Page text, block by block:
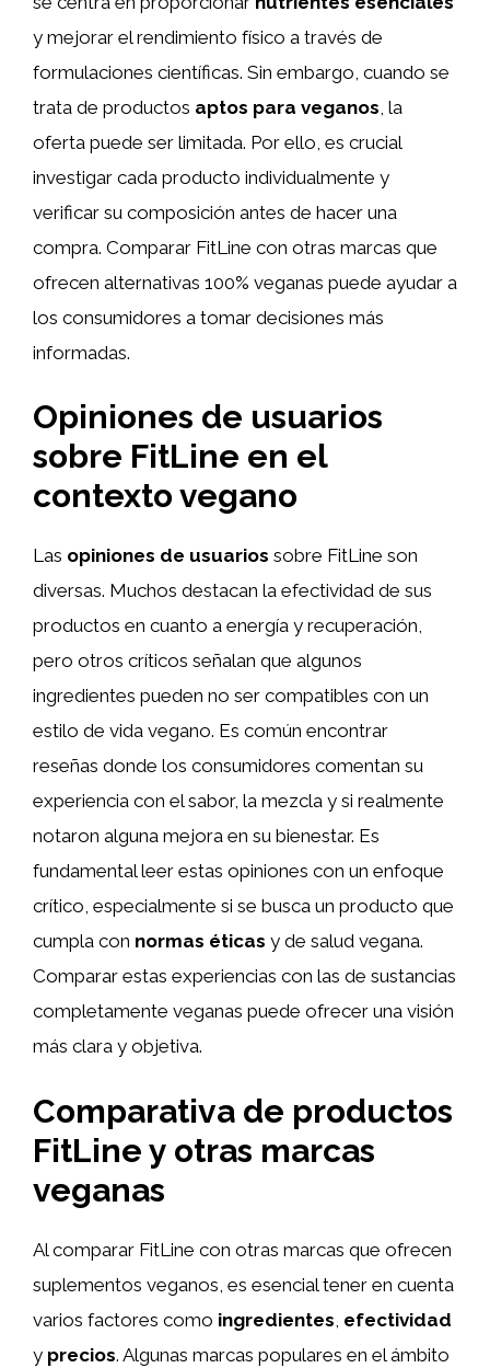
y mejorar el rendimiento físico a través de
formulaciones científicas. Sin embargo, cuando se
trata de productos aptos para veganos , la
oferta puede ser limitada. Por ello, es crucial
investigar cada producto individualmente y
verificar su composición antes de hacer una
compra. Comparar FitLine con otras marcas que
ofrecen alternativas 100% veganas puede ayudar a
los consumidores a tomar decisiones más
informadas.
Opiniones de usuarios
sobre FitLine en el
contexto vegano
Las opiniones de usuarios sobre FitLine son
diversas. Muchos destacan la efectividad de sus
productos en cuanto a energía y recuperación,
pero otros críticos señalan que algunos
ingredientes pueden no ser compatibles con un
estilo de vida vegano. Es común encontrar
reseñas donde los consumidores comentan su
experiencia con el sabor, la mezcla y si realmente
notaron alguna mejora en su bienestar. Es
fundamental leer estas opiniones con un enfoque
crítico, especialmente si se busca un producto que
cumpla con normas éticas y de salud vegana.
Comparar estas experiencias con las de sustancias
completamente veganas puede ofrecer una visión
más clara y objetiva.
Comparativa de productos
FitLine y otras marcas
veganas
Al comparar FitLine con otras marcas que ofrecen
suplementos veganos, es esencial tener en cuenta
varios factores como ingredientes efectividad
y precios. Algunas marcas populares en el ámbito